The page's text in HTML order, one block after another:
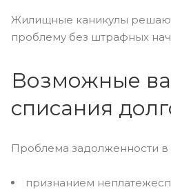
Жилищные каникулы
проблему без штрафных
Возможные
списания
Проблема задолженности
признанием